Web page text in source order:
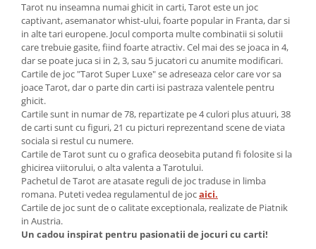
Tarot nu inseamna numai ghicit in carti, Tarot este un joc
captivant, asemanator whist-ului, foarte popular in Franta, dar si
in alte tari europene. Jocul comporta multe combinatii si solutii
care trebuie gasite, fiind foarte atractiv. Cel mai des se joaca in 4,
dar se poate juca si in 2, 3, sau 5 jucatori cu anumite modificari.
Cartile de joc "Tarot Super Luxe" se adreseaza celor care vor sa
joace Tarot, dar o parte din carti isi pastraza valentele pentru
ghicit.
Cartile sunt in numar de 78, repartizate pe 4 culori plus atuuri, 38
de carti sunt cu figuri, 21 cu picturi reprezentand scene de viata
sociala si restul cu numere.
Cartile de Tarot sunt cu o grafica deosebita putand fi folosite si la
ghicirea viitorului, o alta valenta a Tarotului.
Pachetul de Tarot are atasate reguli de joc traduse in limba
romana. Puteti vedea regulamentul de jocaici.
Cartile de joc sunt de o calitate exceptionala, realizate de Piatnik
in Austria.
Un cadou inspirat pentru pasionatii de jocuri cu carti!